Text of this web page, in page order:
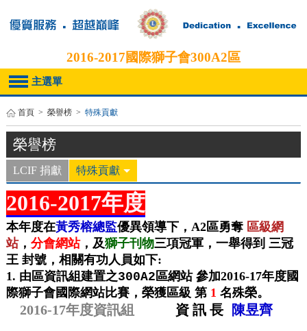
2016-2017國際獅子會300A2區
主選單
首頁 > 榮譽榜 > 特殊貢獻
榮譽榜
LCIF 捐獻 特殊貢獻
2016-2017年度
本年度在黃秀榕總監優異領導下，A2區勇奪 區級網
站， 分會網站，及獅子刊物三項冠軍，一舉得到 三冠
王 封號，相關有功人員如下:
1. 由區資訊組建置之300A2 區網站 參加2016-17年度國
際獅子會國際網站比賽，榮獲區級 第 1 名殊榮。
2016-17年度資訊組 資 訊 長 陳昱齊